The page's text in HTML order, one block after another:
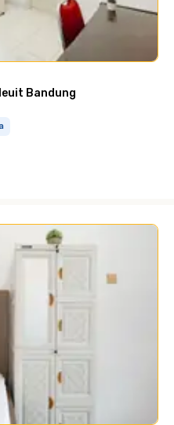
Bandung